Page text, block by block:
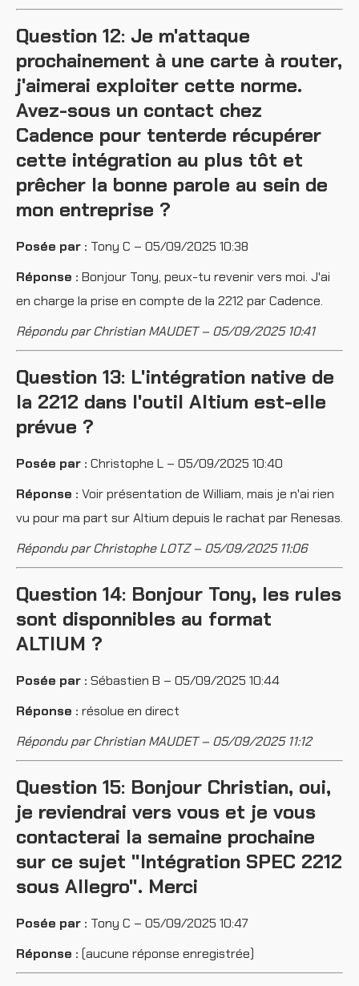
Question 12: Je m'attaque
prochainement à une carte à router,
j'aimerai exploiter cette norme.
Avez-sous un contact chez
Cadence pour tenterde récupérer
cette intégration au plus tôt et
prêcher la bonne parole au sein de
mon entreprise ?
Posée par : Tony C – 05/09/2025 10:38
Réponse : Bonjour Tony, peux-tu revenir vers moi. J'ai
en charge la prise en compte de la 2212 par Cadence.
Répondu par Christian MAUDET – 05/09/2025 10:41
Question 13: L'intégration native de
la 2212 dans l'outil Altium est-elle
prévue ?
Posée par : Christophe L – 05/09/2025 10:40
Réponse : Voir présentation de William, mais je n'ai rien
vu pour ma part sur Altium depuis le rachat par Renesas.
Répondu par Christophe LOTZ – 05/09/2025 11:06
Question 14: Bonjour Tony, les rules
sont disponnibles au format
ALTIUM ?
Posée par : Sébastien B – 05/09/2025 10:44
Réponse : résolue en direct
Répondu par Christian MAUDET – 05/09/2025 11:12
Question 15: Bonjour Christian, oui,
je reviendrai vers vous et je vous
contacterai la semaine prochaine
sur ce sujet "Intégration SPEC 2212
sous Allegro". Merci
Posée par : Tony C – 05/09/2025 10:47
Réponse : (aucune réponse enregistrée)